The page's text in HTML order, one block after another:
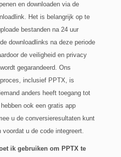
en downloaden via de
Het is belangrijk op te
bestanden na 24 uur
downloadlinks na deze periode
de veiligheid en privacy
gegarandeerd. Ons
inclusief PPTX, is
anders heeft toegang tot
ook een gratis app
u de conversieresultaten kunt
voordat u de code integreert.
ik gebruiken om PPTX te